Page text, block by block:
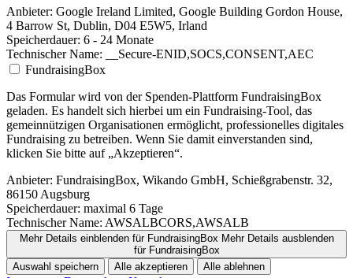
Anbieter: Google Ireland Limited, Google Building Gordon House,
4 Barrow St, Dublin, D04 E5W5, Irland
Speicherdauer: 6 - 24 Monate
Technischer Name: __Secure-ENID,SOCS,CONSENT,AEC
FundraisingBox
Das Formular wird von der Spenden-Plattform FundraisingBox
geladen. Es handelt sich hierbei um ein Fundraising-Tool, das
gemeinnützigen Organisationen ermöglicht, professionelles digitales
Fundraising zu betreiben. Wenn Sie damit einverstanden sind,
klicken Sie bitte auf „Akzeptieren“.
Anbieter: FundraisingBox, Wikando GmbH, Schießgrabenstr. 32,
86150 Augsburg
Speicherdauer: maximal 6 Tage
Technischer Name: AWSALBCORS,AWSALB
Mehr Details einblendenfür FundraisingBox Mehr Details ausblenden
für FundraisingBox
Auswahl speichern
Alle akzeptieren Alle ablehnen